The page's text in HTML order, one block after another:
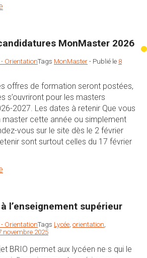
MonMaster 2026
OrientationTags MonMaster - Publié le 8
offres de formation seront postées,
s’ouvriront pour les masters
2027. Les dates à retenir Que vous
master cette année ou simplement
vous sur le site dès le 2 février
sont surtout celles du 17 février
l’enseignement supérieur
OrientationTags Lycée orientation
novembre 2025
BRIO permet aux lycéen·ne·s qui le